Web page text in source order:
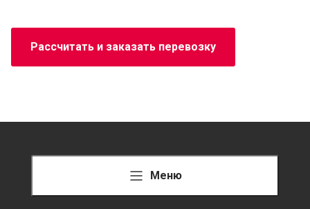
Рассчитать и заказать перевозку
Меню